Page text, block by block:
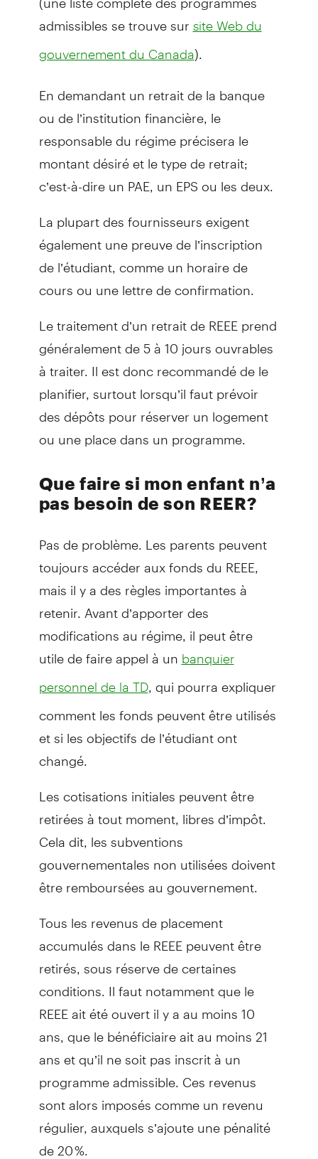
admissibles se trouve sur site Web du
gouvernement du Canada).
En demandant un retrait de la banque
ou de l’institution financière, le
responsable du régime précisera le
montant désiré et le type de retrait;
c’est-à-dire un PAE, un EPS ou les deux.
La plupart des fournisseurs exigent
également une preuve de l’inscription
de l’étudiant, comme un horaire de
cours ou une lettre de confirmation.
Le traitement d’un retrait de REEE prend
généralement de 5 à 10 jours ouvrables
à traiter. Il est donc recommandé de le
planifier, surtout lorsqu’il faut prévoir
des dépôts pour réserver un logement
ou une place dans un programme.
Que faire si mon enfant n’a
pas besoin de son REER?
Pas de problème. Les parents peuvent
toujours accéder aux fonds du REEE,
mais il y a des règles importantes à
retenir. Avant d’apporter des
modifications au régime, il peut être
utile de faire appel à un banquier
personnel de la TD, qui pourra expliquer
comment les fonds peuvent être utilisés
et si les objectifs de l’étudiant ont
changé.
Les cotisations initiales peuvent être
retirées à tout moment, libres d’impôt.
Cela dit, les subventions
gouvernementales non utilisées doivent
être remboursées au gouvernement.
Tous les revenus de placement
accumulés dans le REEE peuvent être
retirés, sous réserve de certaines
conditions. Il faut notamment que le
REEE ait été ouvert il y a au moins 10
ans, que le bénéficiaire ait au moins 21
ans et qu’il ne soit pas inscrit à un
programme admissible. Ces revenus
sont alors imposés comme un revenu
régulier, auxquels s’ajoute une pénalité
de 20 %.